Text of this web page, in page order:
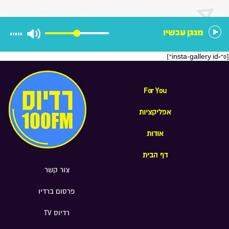
מנגן עכשיו
[insta-gallery id="0"]
For You
אפליקציות
אודות
דף הבית
צור קשר
פרסום ברדיו
רדיוס TV